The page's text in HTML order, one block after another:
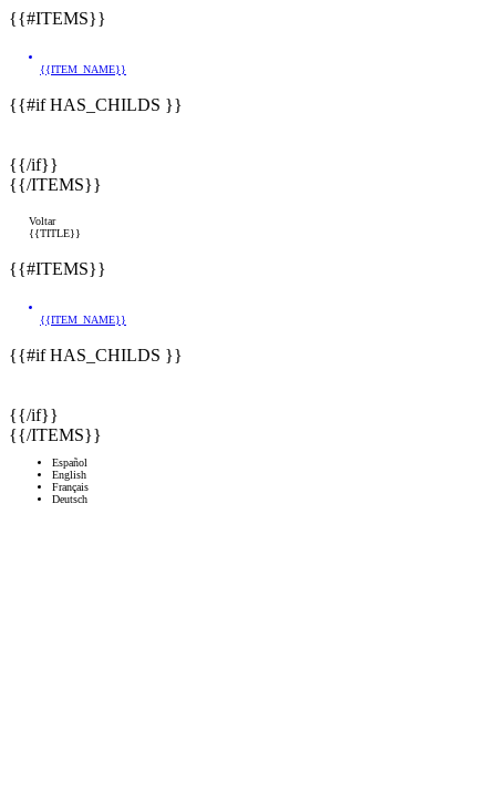
{{#ITEMS}}
{{ITEM_NAME}}
{{#if HAS_CHILDS }}
{{/if}}
{{/ITEMS}}
Voltar
{{TITLE}}
{{#ITEMS}}
{{ITEM_NAME}}
{{#if HAS_CHILDS }}
{{/if}}
{{/ITEMS}}
Español
English
Français
Deutsch